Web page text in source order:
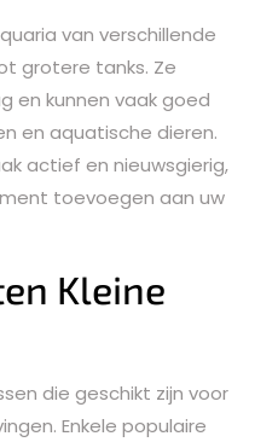
van verschillende
grotere tanks. Ze
en kunnen vaak goed
en aquatische dieren.
actief en nieuwsgierig,
toevoegen aan uw
Kleine
die geschikt zijn voor
Enkele populaire